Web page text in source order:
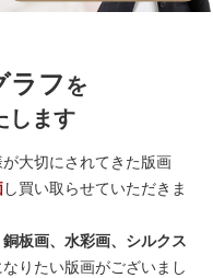
ラフ を
します
大切にされてきた版画
し買い取らせていただきま
板画、水彩画、シルクス
りたい版画がございまし